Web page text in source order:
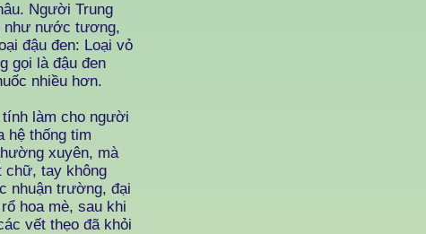
Người Trung
như nước tương,
đậu đen: Loại vỏ
gọi là đậu đen
nhiều hơn.
làm cho người
hệ thống tim
xuyên, mà
chữ, tay không
nhuận trường, đại
hoa mè, sau khi
vết thẹo đã khỏi